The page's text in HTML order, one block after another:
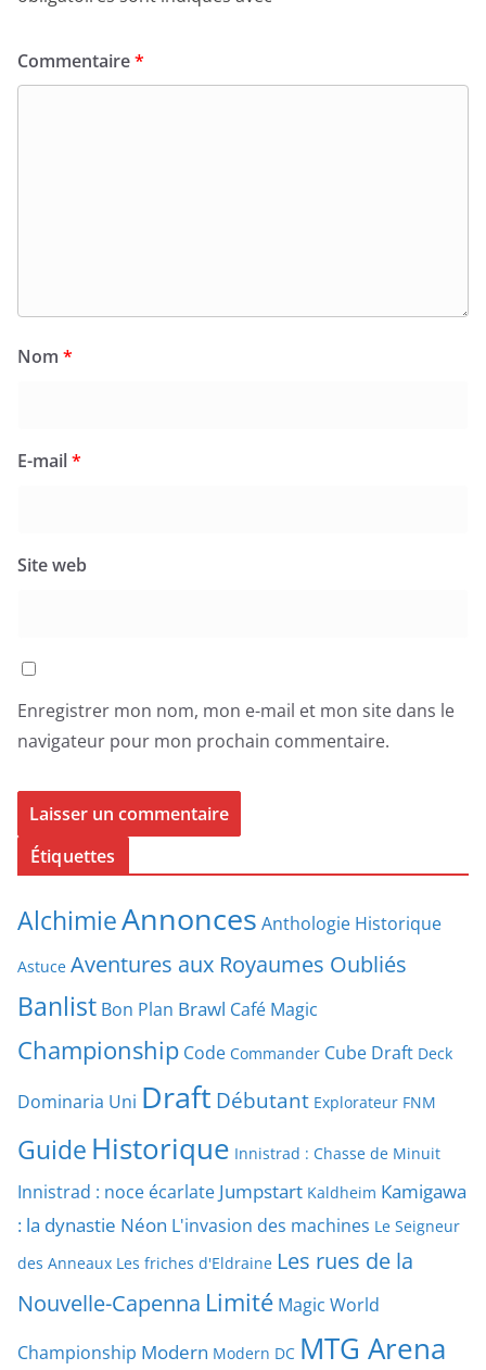
Commentaire*
Nom *
E-mail*
Site web
Enregistrer mon nom, mon e-mail et mon site dans le
navigateur pour mon prochain commentaire.
Étiquettes
AlchimieAnnonces Anthologie Historique
Astuce Aventures aux Royaumes Oubliés
Banlist Bon Plan Brawl Café Magic
Championship Code Commander Cube Draft Deck
Dominaria Uni Draft Débutant Explorateur FNM
Guide Historique Innistrad : Chasse de Minuit
Innistrad : noce écarlate Jumpstart Kaldheim Kamigawa
: la dynastie Néon L'invasion des machines Le Seigneur
des Anneaux Les friches d'Eldraine Les rues de la
Nouvelle-Capenna Limité Magic World
Championship Modern Modern DC MTG Arena